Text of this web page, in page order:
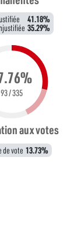
41.18%
35.29%
93 / 335
aux votes
de vote 13.73%